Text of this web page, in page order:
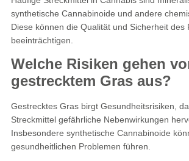
synthetische Cannabinoide und andere
Diese können die Qualität und Sicherheit des
beeinträchtigen.
Welche Risiken gehen
gestrecktem Gras aus?
Gestrecktes Gras birgt Gesundheitsrisiken,
Streckmittel gefährliche Nebenwirkungen
Insbesondere synthetische Cannabinoide
gesundheitlichen Problemen führen.